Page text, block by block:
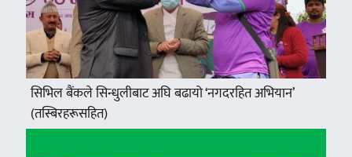
सिभिल बैंकले सिन्धुलीबाट अघि बढायो ‘नगदरहित अभियान’
(तस्बिरहरूसहित)